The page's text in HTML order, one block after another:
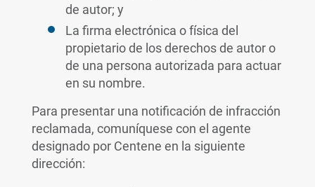
de autor; y
La firma electrónica o física del
propietario de los derechos de autor o
de una persona autorizada para actuar
en su nombre.
Para presentar una notificación de infracción
reclamada, comuníquese con el agente
designado por Centene en la siguiente
dirección: